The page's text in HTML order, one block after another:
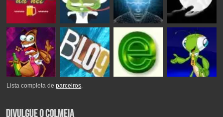
Lista completa deparceiros.